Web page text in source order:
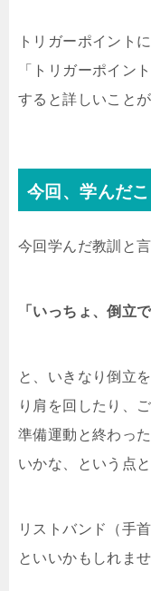
トリガーポイント
「トリガーポイン
すると詳しいこと
今回、学んだ
今回学んだ教訓と
「いっちょ、倒立
と、いきなり倒立
り肩を回したり、
準備運動と終わっ
いかな、という点
リストバンド（手
といいかもしれま